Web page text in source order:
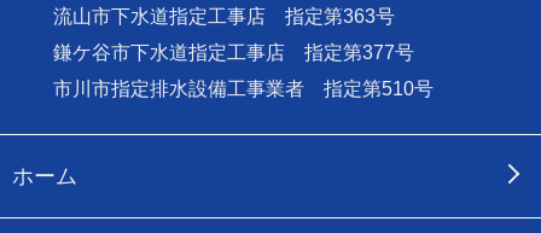
流山市下水道指定工事店 指定第363号
鎌ケ谷市下水道指定工事店 指定第377号
市川市指定排水設備工事業者 指定第510号
ホーム